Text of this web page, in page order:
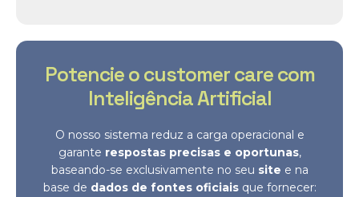
Potencie o customer care com
Inteligência Artificial
O nosso sistema reduz a carga operacional e
garante respostas precisas e oportunas,
baseando-se exclusivamente no seu site e na
base de dados de fontes oficiaisque fornecer: